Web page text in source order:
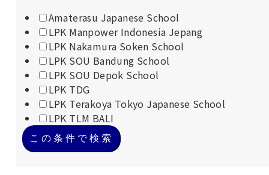
Amaterasu Japanese School
LPK Manpower Indonesia Jepang
LPK Nakamura Soken School
LPK SOU Bandung School
LPK SOU Depok School
LPK TDG
LPK Terakoya Tokyo Japanese School
LPK TLM BALI
この条件で検索